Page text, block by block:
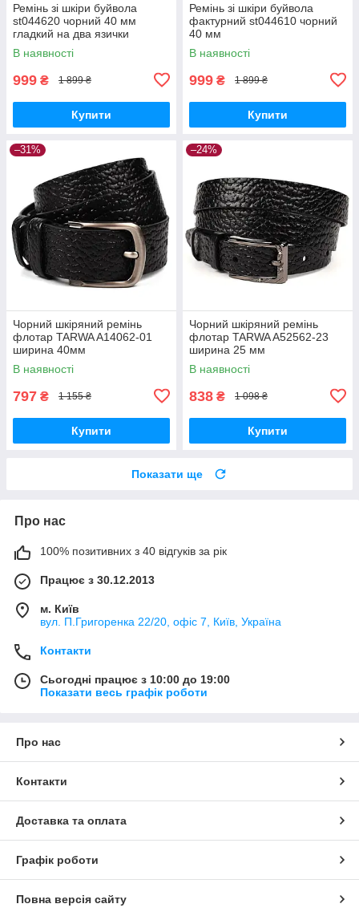
Ремінь зі шкіри буйвола
st044620 чорний 40 мм
гладкий на два язички
В наявності
999 ₴ 1 899 ₴
Купити
Ремінь зі шкіри буйвола
фактурний st044610 чорний
40 мм
В наявності
999 ₴ 1 899 ₴
Купити
–31%
Чорний шкіряний ремінь
флотар TARWA A14062-01
ширина 40мм
В наявності
797 ₴ 1 155 ₴
Купити
–24%
Чорний шкіряний ремінь
флотар TARWA A52562-23
ширина 25 мм
В наявності
838 ₴ 1 098 ₴
Купити
Показати ще
Про нас
100% позитивних з 40 відгуків за рік
Працює з 30.12.2013
м. Київ
вул. П.Григоренка 22/20, офіс 7, Київ, Україна
Контакти
Сьогодні працює з 10:00 до 19:00
Показати весь графік роботи
Про нас
Контакти
Доставка та оплата
Графік роботи
Повна версія сайту